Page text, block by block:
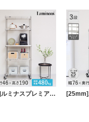
[25mm]ルミナスプレミアムラインソリッドシェルフ付き5段幅76幅76×奥行46×高さ184.5cm